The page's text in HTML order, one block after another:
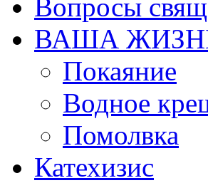
Вопросы
ВАША
Покаяние
Водное
Помолвка
Катехизис